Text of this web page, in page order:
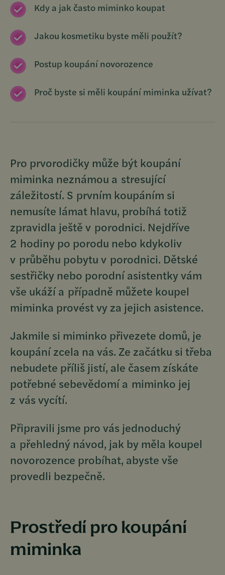
Kdy a jak často miminko koupat
Jakou kosmetiku byste měli použít?
Postup koupání novorozence
Proč byste si měli koupání miminka užívat?
Pro prvorodičky může být koupání
miminka neznámou a stresující
záležitostí. S prvním koupáním si
nemusíte lámat hlavu, probíhá totiž
zpravidla ještě v porodnici. Nejdříve
2 hodiny po porodu nebo kdykoliv
v průběhu pobytu v porodnici. Dětské
sestřičky nebo porodní asistentky vám
vše ukáží a případně můžete koupel
miminka provést vy za jejich asistence.
Jakmile si miminko přivezete domů, je
koupání zcela na vás. Ze začátku si třeba
nebudete příliš jistí, ale časem získáte
potřebné sebevědomí a miminko jej
z vás vycítí.
Připravili jsme pro vás jednoduchý
a přehledný návod, jak by měla koupel
novorozence probíhat, abyste vše
provedli bezpečně.
Prostředí pro koupání
miminka